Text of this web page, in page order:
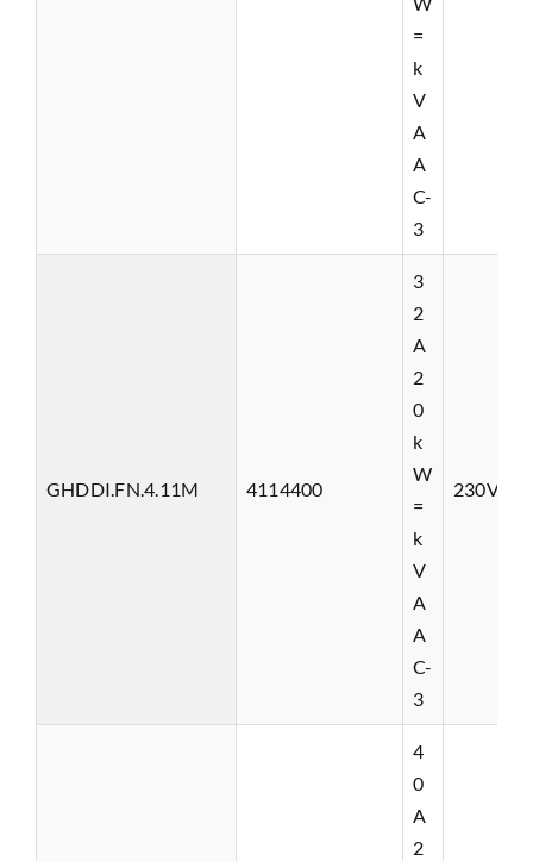
=
k
V
A
A
C-
3
GHDDI.FN.4.11M 4114400
3
2
A
2
0
k
W
=
k
V
A
A
C-
3
230VAC
4
0
A
2